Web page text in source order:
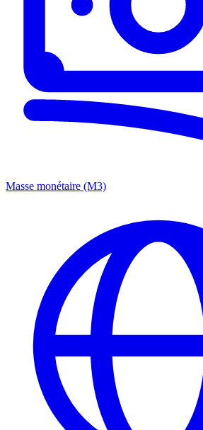
Masse monétaire (M3)